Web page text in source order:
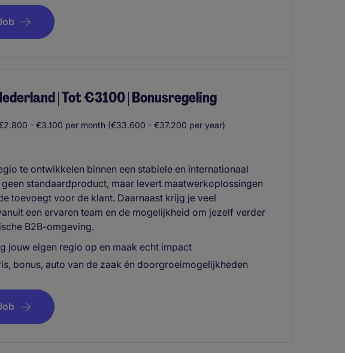
| Tot €3100 | Bonusregeling
- €3.100 per month (€33.600 - €37.200 per year)
te ontwikkelen binnen een stabiele en internationaal
standaardproduct, maar levert maatwerkoplossingen
toevoegt voor de klant. Daarnaast krijg je veel
een ervaren team en de mogelijkheid om jezelf verder
B2B-omgeving.
jouw eigen regio op en maak echt impact
bonus, auto van de zaak én doorgroeimogelijkheden